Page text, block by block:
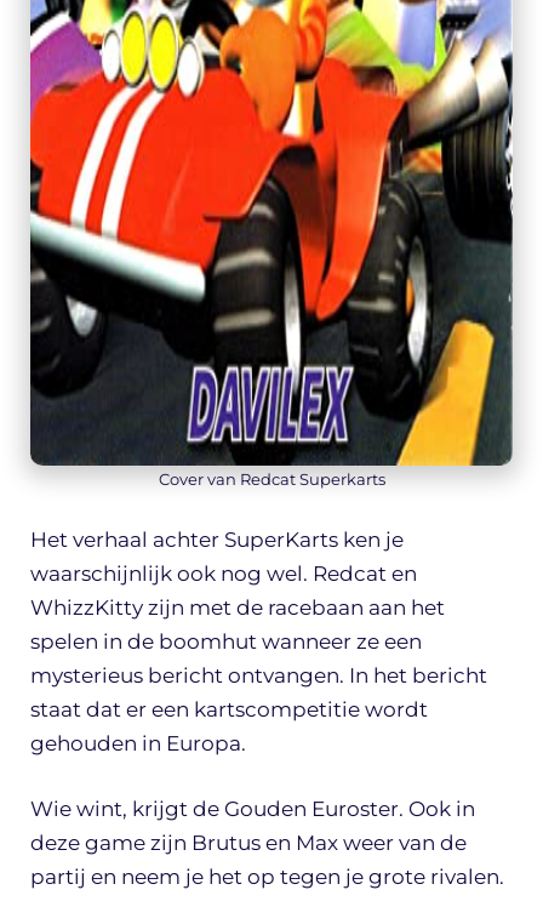
Cover van Redcat Superkarts
Het verhaal achter SuperKarts ken je
waarschijnlijk ook nog wel. Redcat en
WhizzKitty zijn met de racebaan aan het
spelen in de boomhut wanneer ze een
mysterieus bericht ontvangen. In het bericht
staat dat er een kartscompetitie wordt
gehouden in Europa.
Wie wint, krijgt de Gouden Euroster. Ook in
deze game zijn Brutus en Max weer van de
partij en neem je het op tegen je grote rivalen.